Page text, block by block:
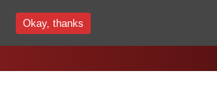
TECHNIK GADGETS
Okay, thanks